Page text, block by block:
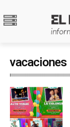
vacaciones